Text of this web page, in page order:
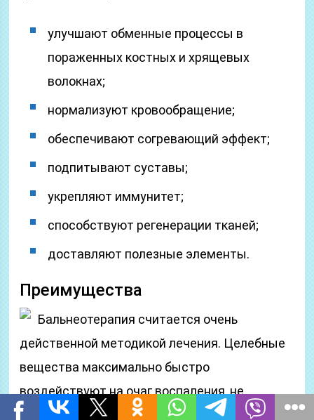
улучшают обменные процессы в
пораженных костных и хрящевых
волокнах;
нормализуют кровообращение;
обеспечивают согревающий эффект;
подпитывают суставы;
укрепляют иммунитет;
способствуют регенерации тканей;
доставляют полезные элементы.
Преимущества
Бальнеотерапия считается очень
действенной методикой лечения. Целебные
вещества максимально быстро
воздействуют на очаг воспаления, не
вызывая осложнений и побочных эффектов